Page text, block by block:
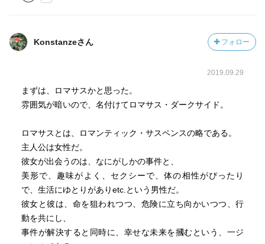
Konstanzeさん フォロー
2019.09.29
まずは、ロマサスかと思った。
雰囲気が暗いので、名付けてロマサス・ダークサイド。
ロマサスとは、ロマンティック・サスペンスの略である。
主人公は女性だ。
彼女が出会うのは、なにがしかの事件と、
美形で、趣味がよく、セクシーで、体の相性がぴったり
で、生活にゆとりがありetc.という男性だ。
彼女と彼は、命を狙われつつ、危険に立ち向かいつつ、行
動を共にし、
事件が解決すると同時に、幸せな未来を摑むという、一ジ